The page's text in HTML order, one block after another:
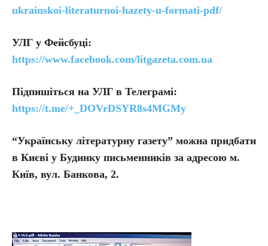
ukrainskoi-literaturnoi-hazety-u-formati-pdf/
УЛГ у Фейсбуці:
https://www.facebook.com/litgazeta.com.ua
Підпишіться на УЛГ в Телеграмі:
https://t.me/+_DOVrDSYR8s4MGMy
“Українську літературну газету” можна придбати
в Києві у Будинку письменників за адресою м.
Київ, вул. Банкова, 2.